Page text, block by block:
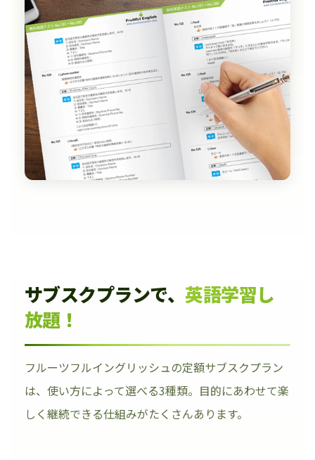
サブスクプランで、 英語学習し
放題！
フルーツフルイングリッシュの定額サブスクプラン
は、使い方によって選べる3種類。目的にあわせて楽
しく継続できる仕組みがたくさんあります。